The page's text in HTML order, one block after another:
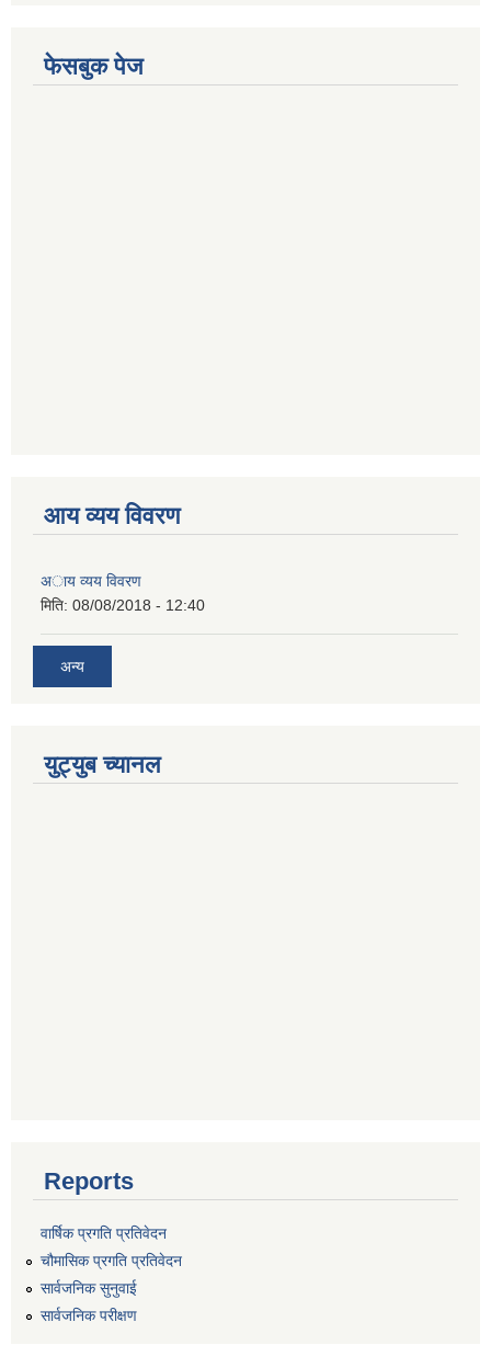
फेसबुक पेज
आय व्यय विवरण
अाय व्यय विवरण
मिति: 08/08/2018 - 12:40
अन्य
युट्युब च्यानल
Reports
वार्षिक प्रगति प्रतिवेदन
चौमासिक प्रगति प्रतिवेदन
सार्वजनिक सुनुवाई
सार्वजनिक परीक्षण